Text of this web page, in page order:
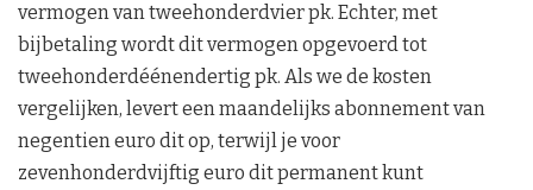
vermogen van tweehonderdvier pk. Echter, met
bijbetaling wordt dit vermogen opgevoerd tot
tweehonderdéénendertig pk. Als we de kosten
vergelijken, levert een maandelijks abonnement van
negentien euro dit op, terwijl je voor
zevenhonderdvijftig euro dit permanent kunt